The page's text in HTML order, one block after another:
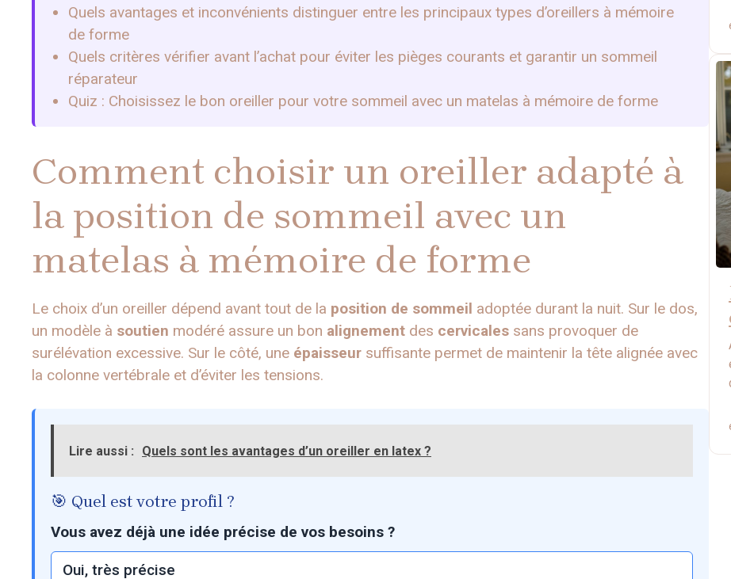
Quels avantages et inconvénients distinguer entre les principaux types d’oreillers à mémoire
de forme
Quels critères vérifier avant l’achat pour éviter les pièges courants et garantir un sommeil
réparateur
Quiz : Choisissez le bon oreiller pour votre sommeil avec un matelas à mémoire de forme
Comment choisir un oreiller adapté à
la position de sommeil avec un
matelas à mémoire de forme
Le choix d’un oreiller dépend avant tout de la position de sommeil adoptée durant la nuit. Sur le dos,
un modèle à soutien modéré assure un bon alignement des cervicales sans provoquer de
surélévation excessive. Sur le côté, une épaisseur suffisante permet de maintenir la tête alignée avec
la colonne vertébrale et d’éviter les tensions.
Lire aussi : Quels sont les avantages d’un oreiller en latex ?
🎯 Quel est votre profil ?
Vous avez déjà une idée précise de vos besoins ?
Oui, très précise